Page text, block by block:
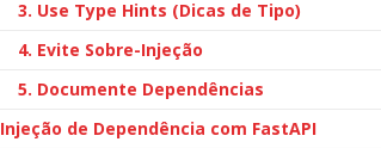
3. Use Type Hints (Dicas de Tipo)
4. Evite Sobre-Injeção
5. Documente Dependências
Injeção de Dependência com FastAPI